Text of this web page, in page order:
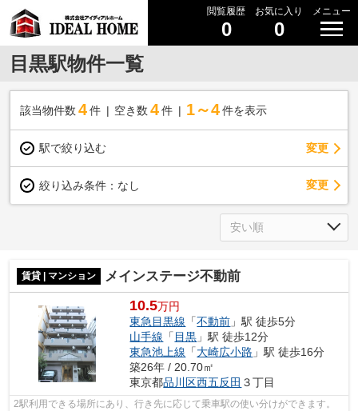
閲覧履歴
0
お気に入り
0
メニュー
目黒駅物件一覧
該当物件数 4件 空き数 4 件 1～4 件を表示
駅で絞り込む 変更
絞り込み条件： なし 変更
賃貸 | マンション メインステージ不動前
10.5万円
東急目黒線 「不動前 」駅 徒歩5分
山手線 「 目黒 」駅 徒歩12分
東急池上線 「大崎広小路 」駅 徒歩16分
築26年 / 20.70㎡
東京都品川区西五反田 ３丁目
2駅利用できる場所にあり、行き先に応じて乗車駅の使い分けができます。